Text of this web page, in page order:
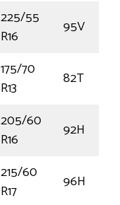
225/55
R16
95V
175/70
R13
82T
205/60
R16
92H
215/60
R17
96H